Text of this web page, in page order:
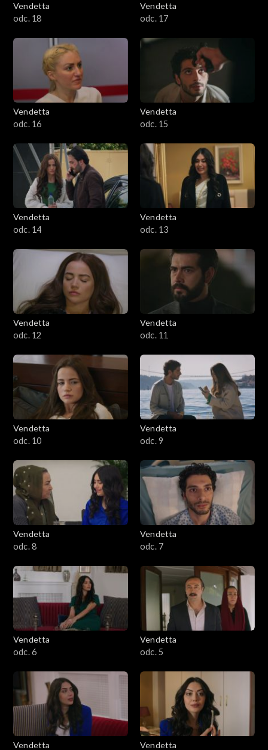
Vendetta
odc. 18
Vendetta
odc. 17
Vendetta
odc. 16
Vendetta
odc. 15
Vendetta
odc. 14
Vendetta
odc. 13
Vendetta
odc. 12
Vendetta
odc. 11
Vendetta
odc. 10
Vendetta
odc. 9
Vendetta
odc. 8
Vendetta
odc. 7
Vendetta
odc. 6
Vendetta
odc. 5
Vendetta
Vendetta